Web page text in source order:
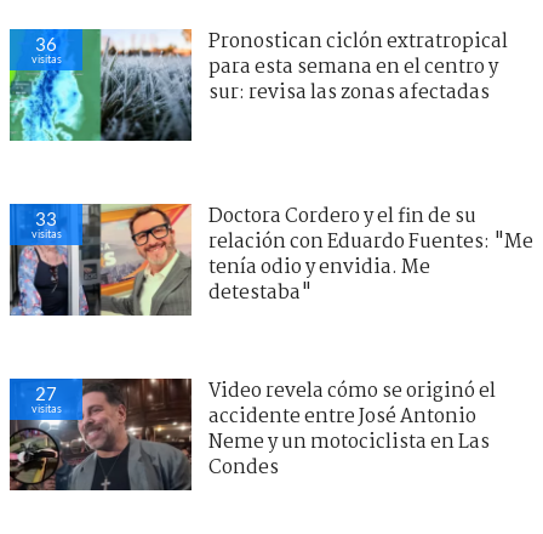
36
visitas
Pronostican ciclón extratropical
para esta semana en el centro y
sur: revisa las zonas afectadas
33
visitas
Doctora Cordero y el fin de su
relación con Eduardo Fuentes: "Me
tenía odio y envidia. Me
detestaba"
27
visitas
Video revela cómo se originó el
accidente entre José Antonio
Neme y un motociclista en Las
Condes